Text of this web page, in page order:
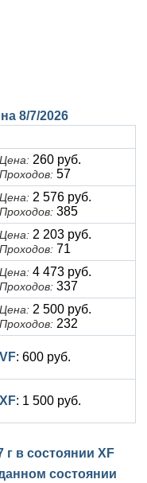
8/7/2026
Цена: 260 руб.
Проходов: 57
Цена: 2 576 руб.
Проходов: 385
Цена: 2 203 руб.
Проходов: 71
Цена: 4 473 руб.
Проходов: 337
Цена: 2 500 руб.
Проходов: 232
VF: 600 руб.
XF: 1 500 руб.
г в состоянии XF
состоянии